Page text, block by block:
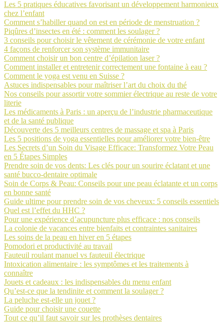
Les 5 pratiques éducatives favorisant un développement harmonieux
chez l’enfant
Comment s’habiller quand on est en période de menstruation ?
Piqûres d’insectes en été : comment les soulager ?
3 conseils pour choisir le vêtement de cérémonie de votre enfant
4 façons de renforcer son système immunitaire
Comment choisir un bon centre d’épilation laser ?
Comment installer et entretenir correctement une fontaine à eau ?
Comment le yoga est venu en Suisse ?
Astuces indispensables pour maîtriser l’art du choix du thé
Nos conseils pour assortir votre sommier électrique au reste de votre
literie
Les médicaments à Paris : un aperçu de l’industrie pharmaceutique
et de la santé publique
Découverte des 5 meilleurs centres de massage et spa à Paris
Les 5 positions de yoga essentielles pour améliorer votre bien-être
Les Secrets d’un Soin du Visage Efficace: Transformez Votre Peau
en 5 Étapes Simples
Prendre soin de vos dents: Les clés pour un sourire éclatant et une
santé bucco-dentaire optimale
Soin de Corps & Peau: Conseils pour une peau éclatante et un corps
en bonne santé
Guide ultime pour prendre soin de vos cheveux: 5 conseils essentiels
Quel est l’effet du HHC ?
Pour une expérience d’acupuncture plus efficace : nos conseils
La colonie de vacances entre bienfaits et contraintes sanitaires
Les soins de la peau en hiver en 5 étapes
Pomodori et productivité au travail
Fauteuil roulant manuel vs fauteuil électrique
Intoxication alimentaire : les symptômes et les traitements à
connaître
Jouets et cadeaux : les indispensables du menu enfant
Qu’est-ce que la tendinite et comment la soulager ?
La peluche est-elle un jouet ?
Guide pour choisir une couette
Tout ce qu’il faut savoir sur les prothèses dentaires